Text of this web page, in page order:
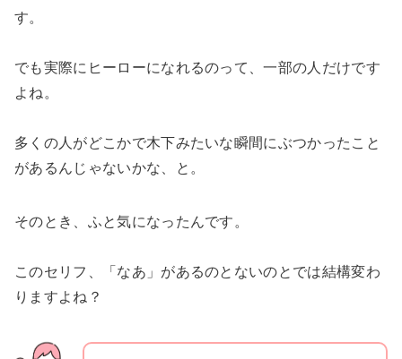
す。
でも実際にヒーローになれるのって、一部の人だけです
よね。
多くの人がどこかで木下みたいな瞬間にぶつかったこと
があるんじゃないかな、と。
そのとき、ふと気になったんです。
このセリフ、「なあ」があるのとないのとでは結構変わ
りますよね？